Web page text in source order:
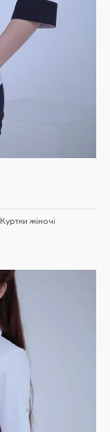
Куртки жіночі